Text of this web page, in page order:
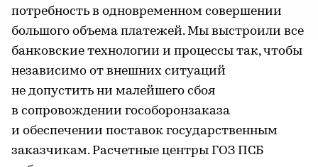
потребность в одновременном совершении
большого объема платежей. Мы выстроили все
банковские технологии и процессы так, чтобы
независимо от внешних ситуаций
не допустить ни малейшего сбоя
в сопровождении гособоронзаказа
и обеспечении поставок государственным
заказчикам. Расчетные центры ГОЗ ПСБ